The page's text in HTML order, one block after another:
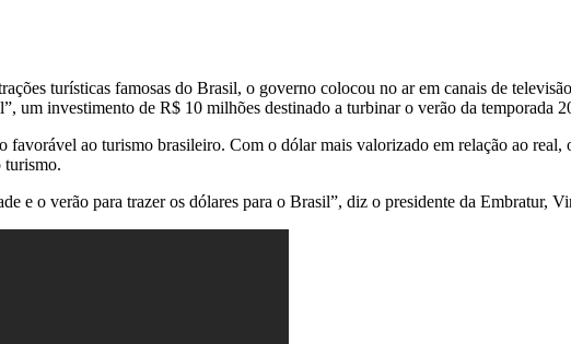
turísticas famosas do Brasil, o governo colocou no ar em canais de
um investimento de R$ 10 milhões destinado a turbinar o verão da temporada
favorável ao turismo brasileiro. Com o dólar mais valorizado em relação ao
turismo.
e o verão para trazer os dólares para o Brasil”, diz o presidente da Embratur,